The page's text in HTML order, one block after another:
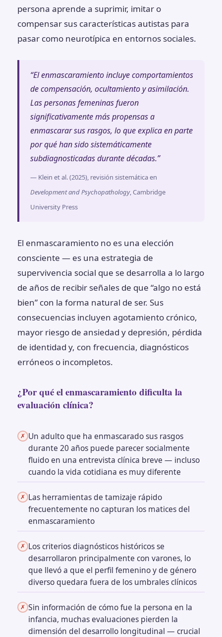
persona aprende a suprimir, imitar o
compensar sus características autistas para
pasar como neurotípica en entornos sociales.
“El enmascaramiento incluye comportamientos
de compensación, ocultamiento y asimilación.
Las personas femeninas fueron
significativamente más propensas a
enmascarar sus rasgos, lo que explica en parte
por qué han sido sistemáticamente
subdiagnosticadas durante décadas.”
— Klein et al. (2025), revisión sistemática en
Development and Psychopathology, Cambridge
University Press
El enmascaramiento no es una elección
consciente — es una estrategia de
supervivencia social que se desarrolla a lo largo
de años de recibir señales de que “algo no está
bien” con la forma natural de ser. Sus
consecuencias incluyen agotamiento crónico,
mayor riesgo de ansiedad y depresión, pérdida
de identidad y, con frecuencia, diagnósticos
erróneos o incompletos.
¿Por qué el enmascaramiento dificulta la
evaluación clínica?
✗ Un adulto que ha enmascarado sus rasgos
durante 20 años puede parecer socialmente
fluido en una entrevista clínica breve — incluso
cuando la vida cotidiana es muy diferente
✗ Las herramientas de tamizaje rápido
frecuentemente no capturan los matices del
enmascaramiento
✗ Los criterios diagnósticos históricos se
desarrollaron principalmente con varones, lo
que llevó a que el perfil femenino y de género
diverso quedara fuera de los umbrales clínicos
✗ Sin información de cómo fue la persona en la
infancia, muchas evaluaciones pierden la
dimensión del desarrollo longitudinal — crucial